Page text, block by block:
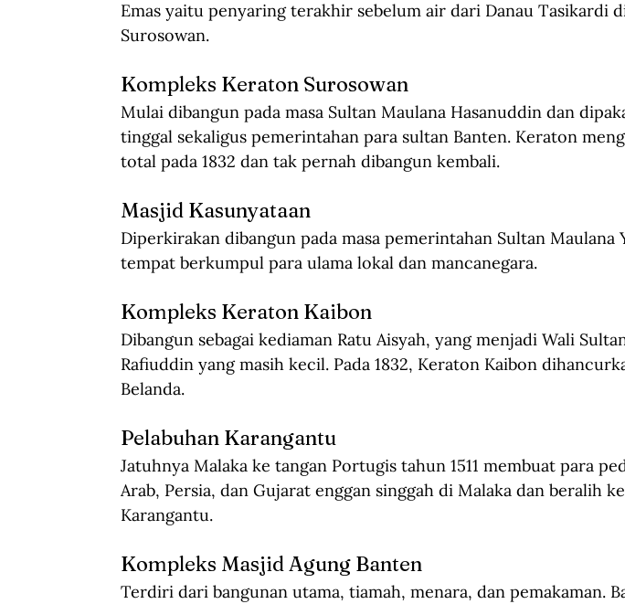
Emas yaitu penyaring terakhir sebelum air dari Danau Tasikardi
Surosowan.
Kompleks Keraton Surosowan
Mulai dibangun pada masa Sultan Maulana Hasanuddin dan
tinggal sekaligus pemerintahan para sultan Banten. Keraton
total pada 1832 dan tak pernah dibangun kembali.
Masjid Kasunyataan
Diperkirakan dibangun pada masa pemerintahan Sultan Maulana
tempat berkumpul para ulama lokal dan mancanegara.
Kompleks Keraton Kaibon
Dibangun sebagai kediaman Ratu Aisyah, yang menjadi Wali
Rafiuddin yang masih kecil. Pada 1832, Keraton Kaibon
Belanda.
Pelabuhan Karangantu
Jatuhnya Malaka ke tangan Portugis tahun 1511 membuat para
Arab, Persia, dan Gujarat enggan singgah di Malaka dan beralih
Karangantu.
Kompleks Masjid Agung Banten
Terdiri dari bangunan utama, tiamah, menara, dan pemakaman.